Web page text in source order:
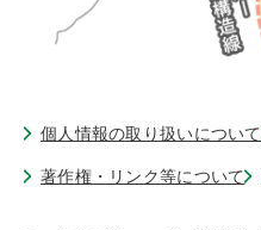
個人情報の取り扱いについて
著作権・リンク等について